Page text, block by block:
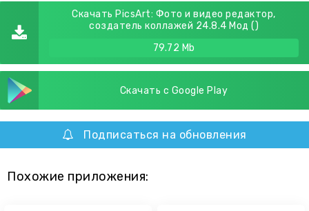
Скачать PicsArt: Фото и видео редактор,
создатель коллажей 24.8.4 Мод ()
79.72 Mb
Скачать с Google Play
Подписаться на обновления
Похожие приложения: